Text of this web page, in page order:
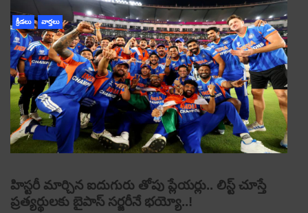
క్రీడలు వార్తలు
హిస్టరీ మార్చిన ఐదుగురు తోపు ప్లేయర్లు.. లిస్ట్ చూస్తే
ప్రత్యర్థులకు బైపాస్ సర్జరీనే భయ్యో..!